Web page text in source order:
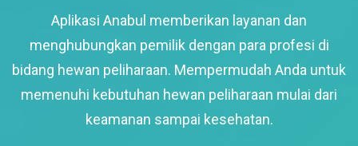
Aplikasi Anabul memberikan layanan dan
menghubungkan pemilik dengan para profesi di
bidang hewan peliharaan. Mempermudah Anda untuk
memenuhi kebutuhan hewan peliharaan mulai dari
keamanan sampai kesehatan.